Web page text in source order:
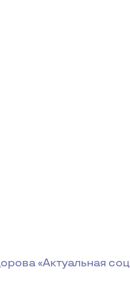
«Актуальная